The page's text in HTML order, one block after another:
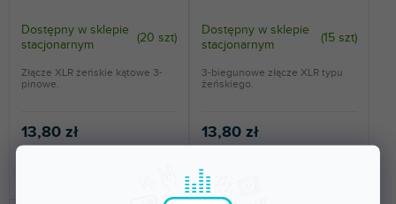
Dostępny w sklepie
stacjonarnym
(20 szt)
13,80 zł
Złącze XLR żeńskie kątowe 3-
pinowe.
Dostępny w sklepie
stacjonarnym
(15 szt)
13,80 zł
3-biegunowe złącze XLR typu
żeńskiego.